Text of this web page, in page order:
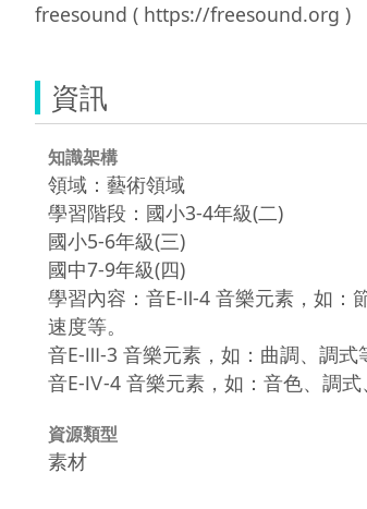
資訊
知識架構
領域：藝術領域
學習階段：國小3-4年級(二)
國小5-6年級(三)
國中7-9年級(四)
學習內容：音E-Ⅱ-4 音樂元素，如：
速度等。
音E-Ⅲ-3 音樂元素，如：曲調、調式
音E-Ⅳ-4 音樂元素，如：音色、調式
資源類型
素材